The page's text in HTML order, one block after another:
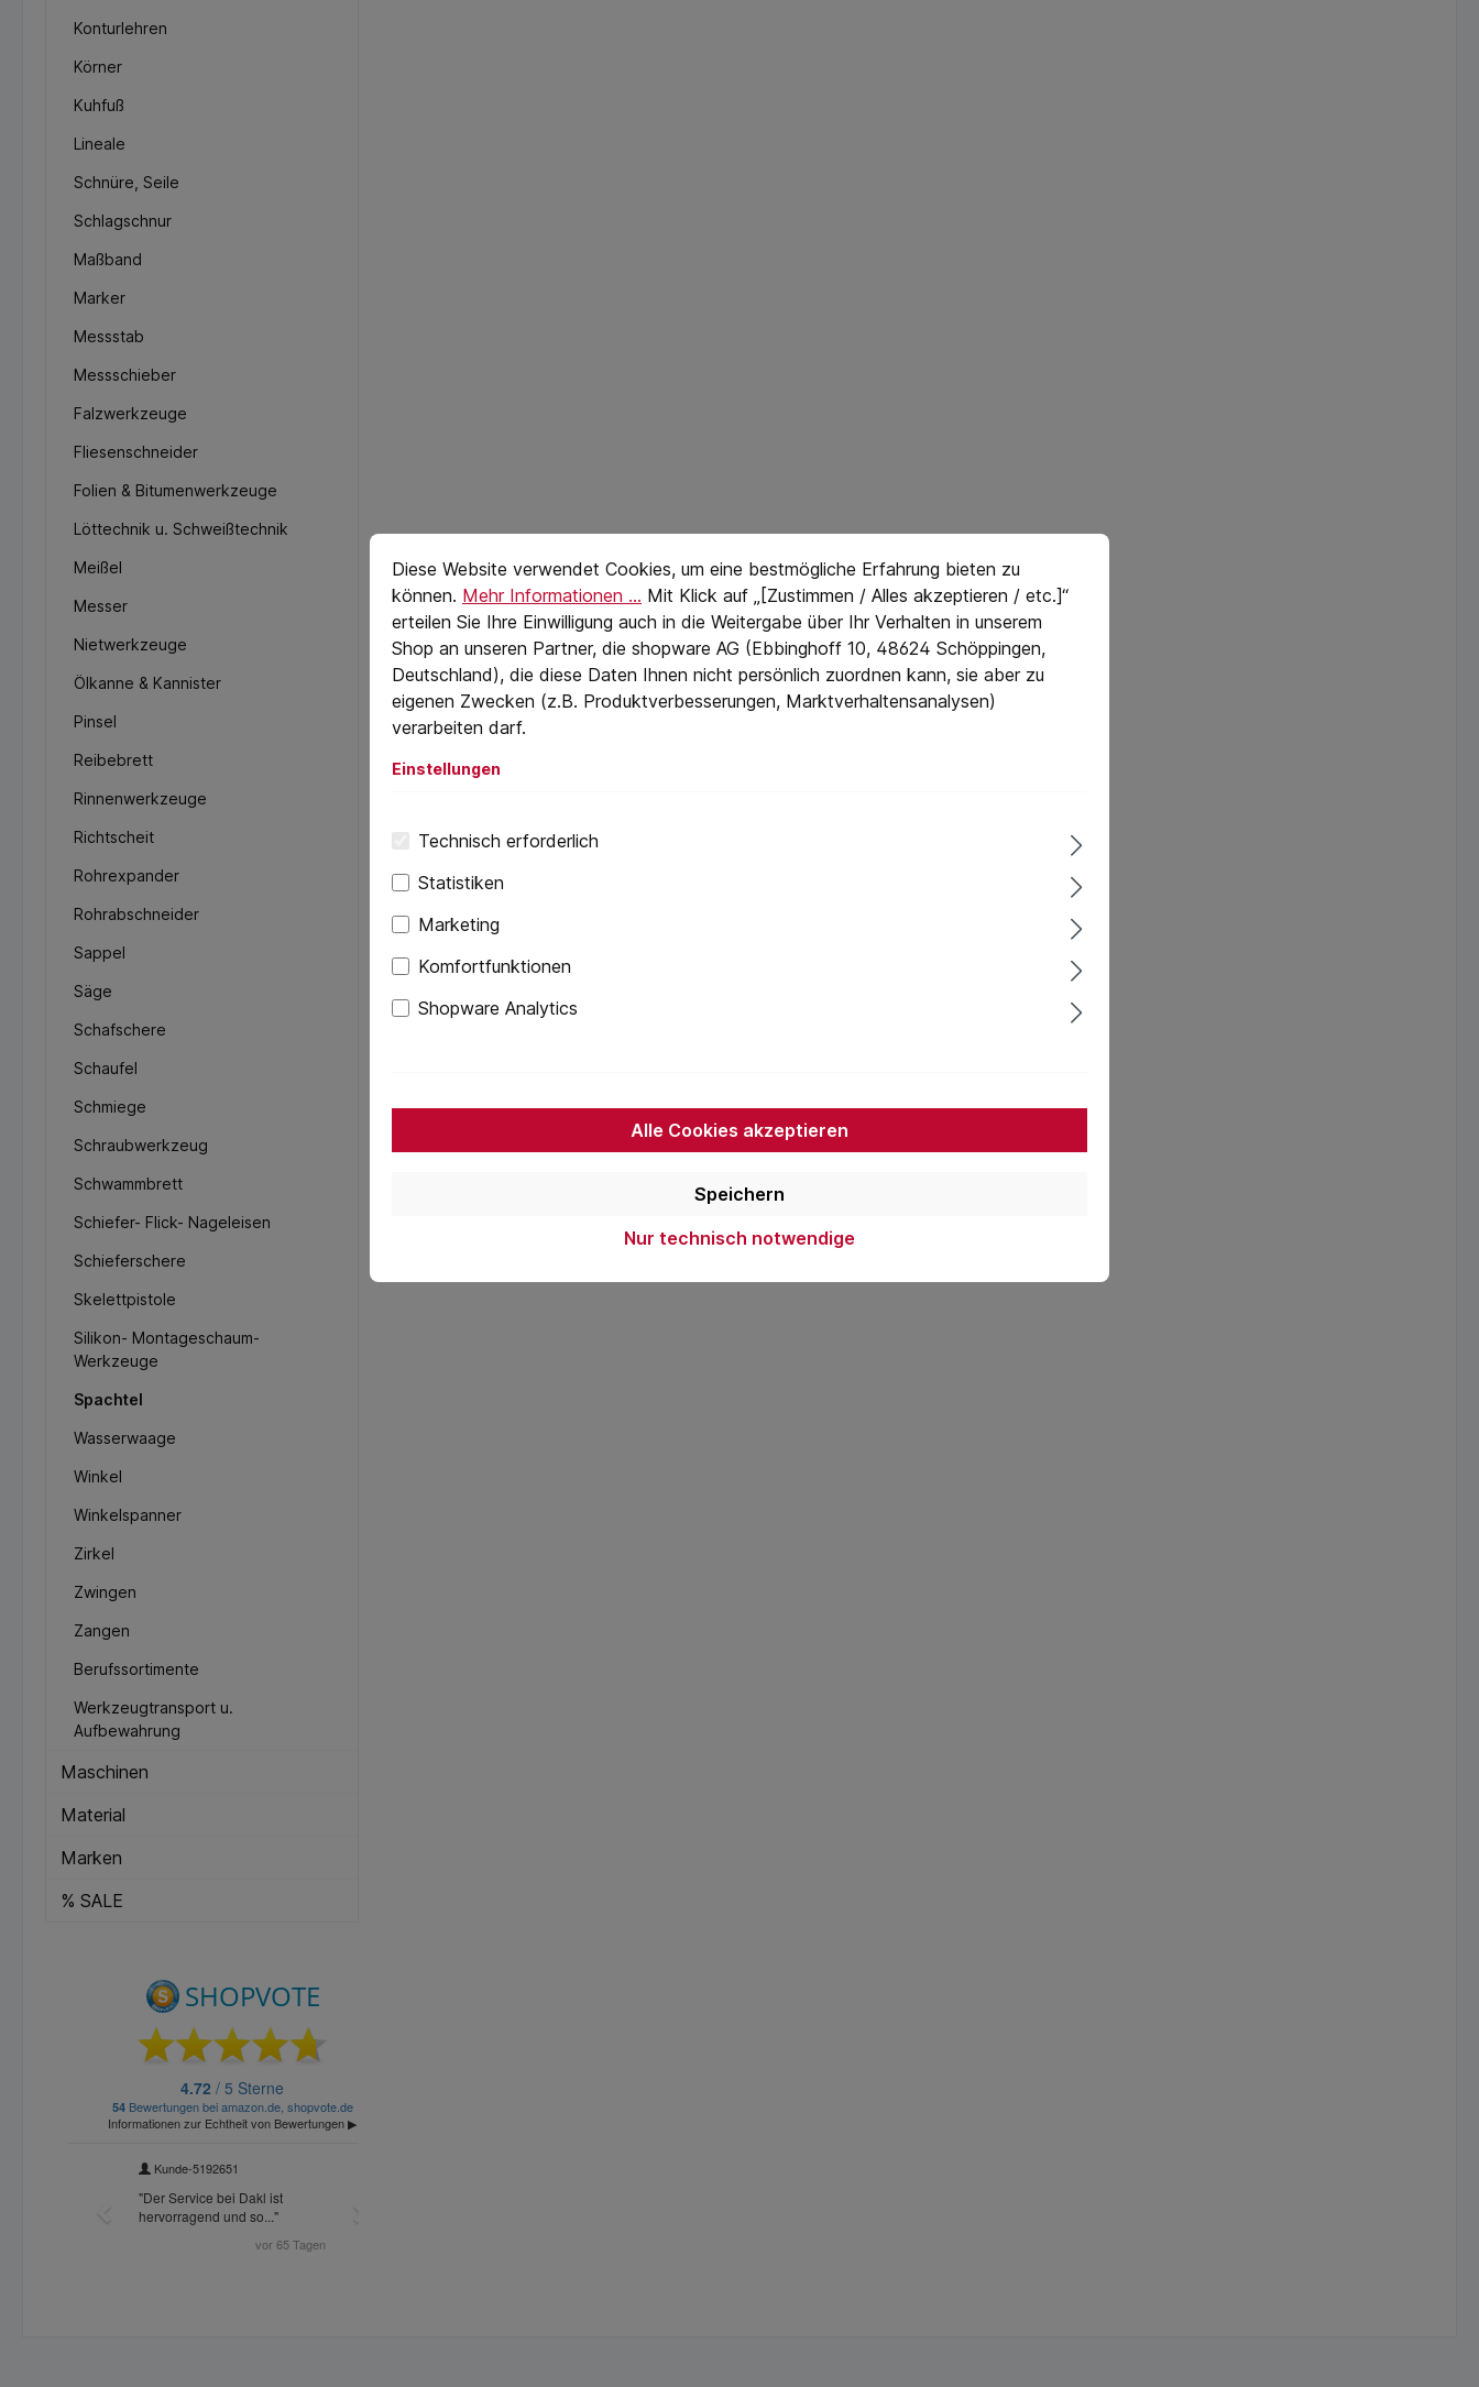
Konturlehren
Körner
Kuhfuß
Lineale
Schnüre, Seile
Schlagschnur
Maßband
Marker
Messstab
Messschieber
Falzwerkzeuge
Fliesenschneider
Folien & Bitumenwerkzeuge
Löttechnik u. Schweißtechnik
Meißel
Messer
Nietwerkzeuge
Ölkanne & Kannister
Pinsel
Reibebrett
Rinnenwerkzeuge
Richtscheit
Rohrexpander
Rohrabschneider
Sappel
Säge
Schafschere
Schaufel
Schmiege
Schraubwerkzeug
Schwammbrett
Schiefer- Flick- Nageleisen
Schieferschere
Skelettpistole
Silikon- Montageschaum-
Werkzeuge
Spachtel
Wasserwaage
Winkel
Winkelspanner
Zirkel
Zwingen
Zangen
Berufssortimente
Werkzeugtransport u.
Aufbewahrung
Maschinen
Material
Marken
% SALE
Cookie-Voreinstellungen
cookie.messageTextPage
Diese Website verwendet Cookies, um eine bestmögliche Erfahrung bieten zu
können. Mehr Informationen ... Mit Klick auf „[Zustimmen / Alles akzeptieren / etc.]“
erteilen Sie Ihre Einwilligung auch in die Weitergabe über Ihr Verhalten in unserem
Shop an unseren Partner, die shopware AG (Ebbinghoff 10, 48624 Schöppingen,
Deutschland), die diese Daten Ihnen nicht persönlich zuordnen kann, sie aber zu
eigenen Zwecken (z.B. Produktverbesserungen, Marktverhaltensanalysen)
verarbeiten darf.
Einstellungen
Technisch erforderlich
Statistiken
Marketing
Komfortfunktionen
Shopware Analytics
Alle Cookies akzeptieren
Speichern
Nur technisch notwendige